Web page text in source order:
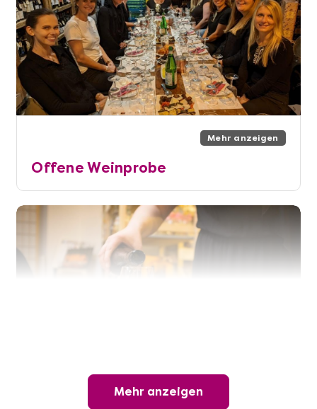
Mehr anzeigen
Offene Weinprobe
Wunderschöner Weinabend
Mehr anzeigen